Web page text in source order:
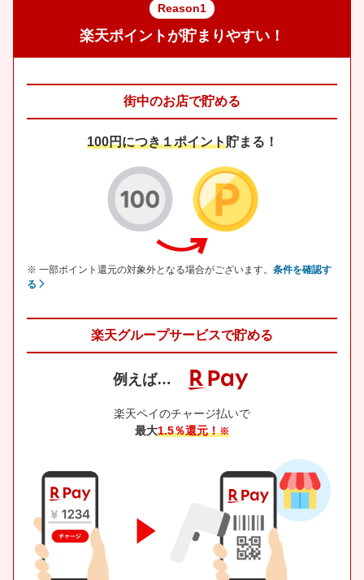
Reason1
楽天ポイントが貯まりやすい！
街中のお店で貯める
100円につき１ポイント貯まる！
※ 一部ポイント還元の対象外となる場合がございます。 条件を確認す
る
楽天グループサービスで貯める
例えば…
楽天ペイのチャージ払いで
最大1.5％還元！※